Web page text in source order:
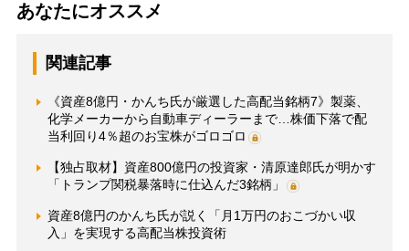
あなたにオススメ
関連記事
《資産8億円・かんち氏が厳選した高配当銘柄7》製薬、
化学メーカーから自動車ディーラーまで…株価下落で配
当利回り4％超のお宝株がゴロゴロ
【独占取材】資産800億円の投資家・清原達郎氏が明かす
「トランプ関税暴落時に仕込んだ3銘柄」
資産8億円のかんち氏が説く「月1万円のおこづかい収
入」を実現する高配当株投資術